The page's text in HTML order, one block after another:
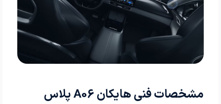
مشخصات فنی هایکان A06 پلاس